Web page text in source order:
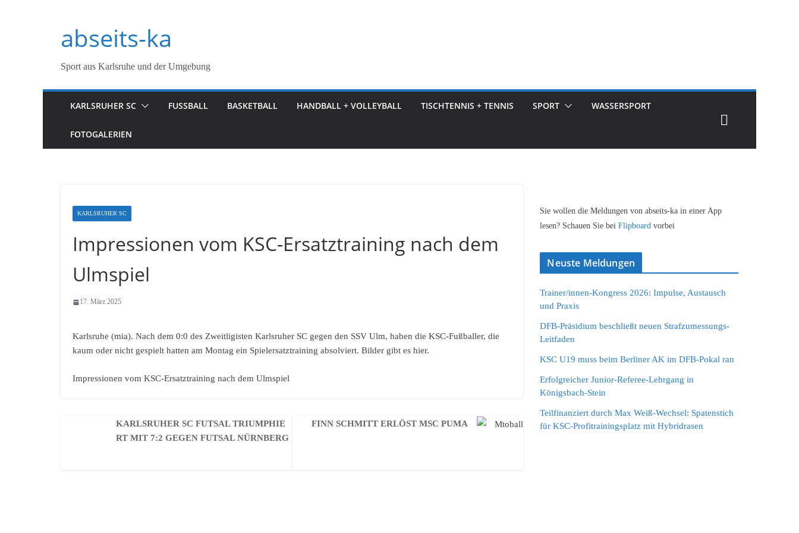
springenabseits-ka
Sport aus Karlsruhe und der Umgebung
KARLSRUHER SC FUSSBALL BASKETBALL HANDBALL + VOLLEYBALL TISCHTENNIS + TENNIS SPORT WASSERSPORT
FOTOGALERIEN
KARLSRUHER SC
Impressionen vom KSC-Ersatztraining nach dem
Ulmspiel
17. März 2025
Karlsruhe (mia). Nach dem 0:0 des Zweitligisten Karlsruher SC gegen den SSV Ulm, haben die KSC-Fußballer, die
kaum oder nicht gespielt hatten am Montag ein Spielersatztraining absolviert. Bilder gibt es hier.
Impressionen vom KSC-Ersatztraining nach dem Ulmspiel
KARLSRUHER SC FUTSAL TRIUMPHIE
RT MIT 7:2 GEGEN FUTSAL NÜRNBERG
FINN SCHMITT ERLÖST MSC PUMA
Sie wollen die Meldungen von abseits-ka in einer App
lesen? Schauen Sie beiFlipboardvorbei
Neuste Meldungen
Trainer/innen-Kongress 2026: Impulse, Austausch
und Praxis
DFB-Präsidium beschließt neuen Strafzumessungs-
Leitfaden
KSC U19 muss beim Berliner AK im DFB-Pokal ran
Erfolgreicher Junior-Referee-Lehrgang in
Königsbach-Stein
Teilfinanziert durch Max Weiß-Wechsel: Spatenstich
für KSC-Profitrainingsplatz mit Hybridrasen